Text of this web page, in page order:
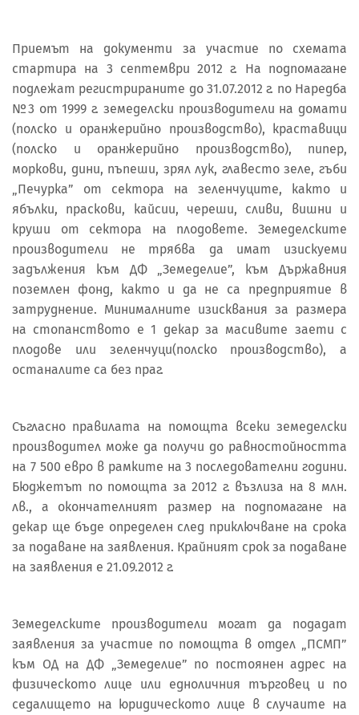
Приемът на документи за участие по схемата
стартира на 3 септември 2012 г. На подпомагане
подлежат регистрираните до 31.07.2012 г. по Наредба
№3 от 1999 г. земеделски производители на домати
(полско и оранжерийно производство), краставици
(полско и оранжерийно производство), пипер,
моркови, дини, пъпеши, зрял лук, главесто зеле, гъби
„Печурка” от сектора на зеленчуците, както и
ябълки, праскови, кайсии, череши, сливи, вишни и
круши от сектора на плодовете. Земеделските
производители не трябва да имат изискуеми
задължения към ДФ „Земеделие”, към Държавния
поземлен фонд, както и да не са предприятие в
затруднение. Минималните изисквания за размера
на стопанството е 1 декар за масивите заети с
плодове или зеленчуци(полско производство), а
останалите са без праг.
Съгласно правилата на помощта всеки земеделски
производител може да получи до равностойността
на 7 500 евро в рамките на 3 последователни години.
Бюджетът по помощта за 2012 г. възлиза на 8 млн.
лв., а окончателният размер на подпомагане на
декар ще бъде определен след приключване на срока
за подаване на заявления. Крайният срок за подаване
на заявления е 21.09.2012 г.
Земеделските производители могат да подадат
заявления за участие по помощта в отдел „ПСМП”
към ОД на ДФ „Земеделие” по постоянен адрес на
физическото лице или едноличния търговец и по
седалището на юридическото лице в случаите на